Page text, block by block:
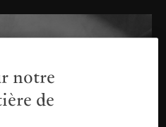
notre
de